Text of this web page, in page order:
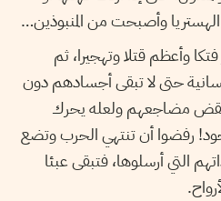
وأصبحت من المنبوذين…
وأعظم قتلا وتهجيرا، ثم
حتى لا تبقى أجسادهم دون
مضاجعهم ولعله يحرك
رفضوا أن تنتهي الحرب وتضع
التي أرسلوها، فتبقى عبئا